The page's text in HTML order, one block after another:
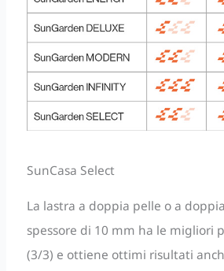
SunCasa Select
La lastra a doppia pelle o a
spessore di 10 mm ha le migliori
(3/3) e ottiene ottimi risultati